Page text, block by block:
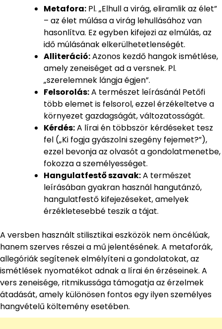
Metafora: Pl. „Elhull a virág, eliramlik az élet”
– az élet múlása a virág lehullásához van
hasonlítva. Ez egyben kifejezi az elmúlás, az
idő múlásának elkerülhetetlenségét.
Alliteráció:Azonos kezdő hangok ismétlése,
amely zeneiséget ad a versnek. Pl.
„szerelemnek lángja égjen”.
Felsorolás:A természet leírásánál Petőfi
több elemet is felsorol, ezzel érzékeltetve a
környezet gazdagságát, változatosságát.
Kérdés:A lírai én többször kérdéseket tesz
fel („Ki fogja gyászolni szegény fejemet?”),
ezzel bevonja az olvasót a gondolatmenetbe,
fokozza a személyességet.
Hangulatfestő szavak:A természet
leírásában gyakran használ hangutánzó,
hangulatfestő kifejezéseket, amelyek
érzékletesebbé teszik a tájat.
A versben használt stilisztikai eszközök nem öncélúak,
hanem szerves részei a mű jelentésének. A metaforák,
allegóriák segítenek elmélyíteni a gondolatokat, az
ismétlések nyomatékot adnak a lírai én érzéseinek. A
vers zeneisége, ritmikussága támogatja az érzelmek
átadását, amely különösen fontos egy ilyen személyes
hangvételű költemény esetében.